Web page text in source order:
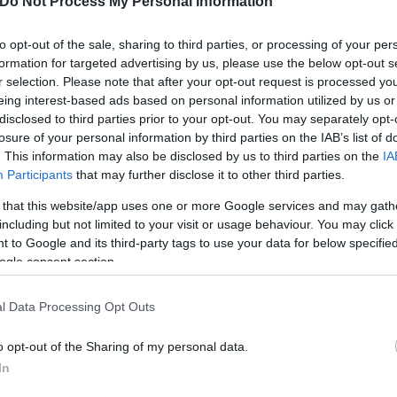
opt-out of the sale, sharing to third parties, or processing of your
for targeted advertising by us, please use the below opt-out
selection. Please note that after your opt-out request is processed
interest-based ads based on personal information utilized by us
to third parties prior to your opt-out. You may separately
of your personal information by third parties on the IAB’s list of
This information may also be disclosed by us to third parties on the
Participants that may further disclose it to other third parties.
that this website/app uses one or more Google services and may
but not limited to your visit or usage behaviour. You may
to Google and its third-party tags to use your data for below
consent section.
Data Processing Opt Outs
opt-out of the Sharing of my personal data.
δυνάμεων εισηγήθηκαν την προληπτική
επίσημη εκκένωση με μήνυμα από το 112, αλλά
πόρτα σε πόρτα, προκειμένου να μην
Πρόκειται για τους οικισμούς
διεύθυνσης των ανέμων δημιουργούν σοβαρά
έχουν μεγάλη ένταση, αλλά αναμένεται να
κατάσταση, καθώς στρέφει την φωτιά προς τα